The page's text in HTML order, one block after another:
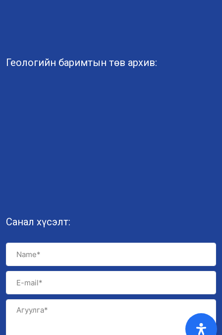
Геологийн баримтын төв архив:
Санал хүсэлт: